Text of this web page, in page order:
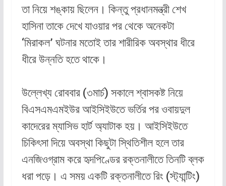
তা নিয়ে শঙ্কায় ছিলেন। কিন্তু প্রধানমন্ত্রী শেখ
হাসিনা তাকে দেখে যাওয়ার পর থেকে অনেকটা
‘মিরাকল’ ঘটনার মতোই তার শারীরিক অবস্থার ধীরে
ধীরে উন্নতি হতে থাকে।
উল্লেখ্য রোববার (৩মার্চ) সকালে শ্বাসকষ্ট নিয়ে
বিএসএমএমইউর আইসিইউতে ভর্তির পর ওবায়দুল
কাদেরের ম্যাসিভ হার্ট অ্যাটাক হয়। আইসিইউতে
চিকিৎসা দিয়ে অবস্থা কিছুটা স্থিতিশীল হলে তার
এনজিওগ্রাম করে হৃদপিণ্ডের রক্তনালীতে তিনটি ব্লক
ধরা পড়ে। এ সময় একটি রক্তনালীতে রিং (স্ট্যান্টিং)